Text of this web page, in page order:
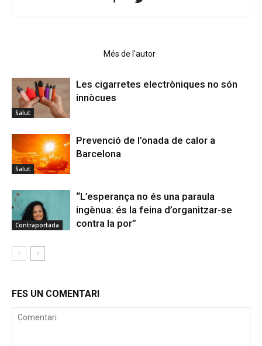
Més de l'autor
Salut
Les cigarretes electròniques no són
innòcues
Salut
Prevenció de l’onada de calor a
Barcelona
Contraportada
“L’esperança no és una paraula
ingènua: és la feina d’organitzar-se
contra la por”
FES UN COMENTARI